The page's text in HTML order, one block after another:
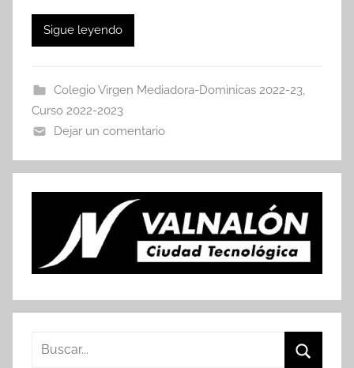
Sigue leyendo
Colegio Virgen Mediadora-Dominicas 2022-23,
Curso 2022-2023
Dejar un comentario
Buscar: